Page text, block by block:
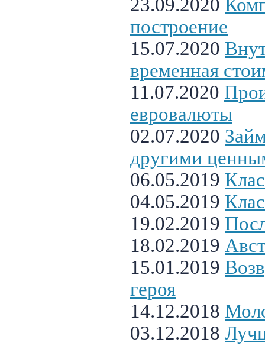
23.09.2020
построение
15.07.2020
временная
11.07.2020
евровалюты
02.07.2020
другими
06.05.2019
04.05.2019
19.02.2019
18.02.2019
15.01.2019
героя
14.12.2018
03.12.2018